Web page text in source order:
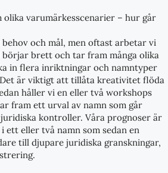
varumärkesscenarier – hur går
och mål, men oftast arbetar vi
brett och tar fram många olika
in flera inriktningar och namntyper
Det är viktigt att tillåta kreativitet flöda
håller vi en eller två workshops
fram ett urval av namn som går
kontroller. Våra prognoser är
eller två namn som sedan en
till djupare juridiska granskningar,